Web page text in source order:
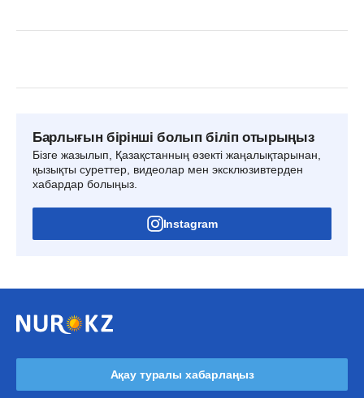
Барлығын бірінші болып біліп отырыңыз
Бізге жазылып, Қазақстанның өзекті жаңалықтарынан,
қызықты суреттер, видеолар мен эксклюзивтерден
хабардар болыңыз.
Instagram
Ақау туралы хабарлаңыз